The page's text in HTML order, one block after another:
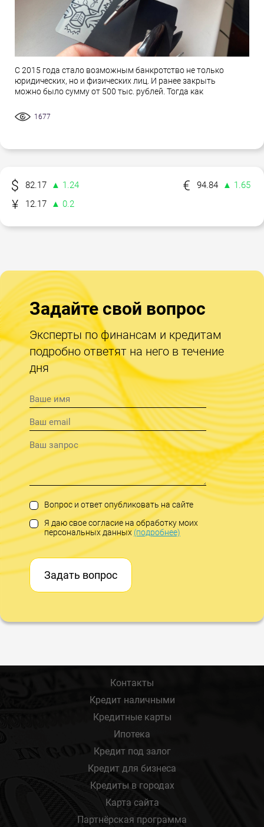
С 2015 года стало возможным банкротство не только
юридических, но и физических лиц. И ранее закрыть
можно было сумму от 500 тыс. рублей. Тогда как
1677
82.17 ▲ 1.24 94.84
▲ 1.65
12.17
▲ 0.2
Задайте свой вопрос
Эксперты по финансам и кредитам
подробно ответят на него в течение
дня
Вопрос и ответ опубликовать на сайте
Я даю свое согласие на обработку моих
персональных данных(подробнее)
Задать вопрос
Контакты
Кредит наличными
Кредитные карты
Ипотека
Кредит под залог
Кредит для бизнеса
Кредиты в городах
Карта сайта
Партнёрская программа